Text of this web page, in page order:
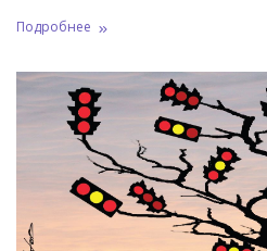
Подробнее